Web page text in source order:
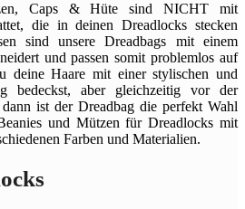
Caps & Hüte sind NICHT mit
die in deinen Dreadlocks stecken
sind unsere Dreadbags mit einem
und passen somit problemlos auf
deine Haare mit einer stylischen und
bedeckst, aber gleichzeitig vor der
dann ist der Dreadbag die perfekt Wahl
und Mützen für Dreadlocks mit
Farben und Materialien.